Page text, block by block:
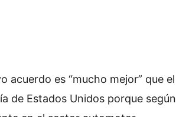
acuerdo es “mucho mejor” que el
de Estados Unidos porque según